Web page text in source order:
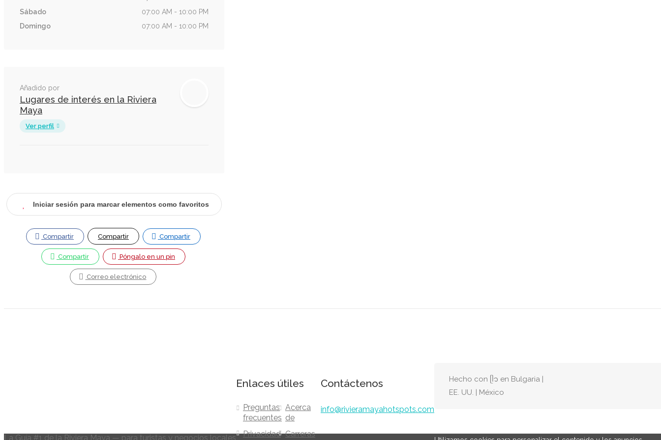
Sábado
07:00 AM - 10:00 PM
Domingo
07:00 AM - 10:00 PM
Añadido por
Lugares de interés en la Riviera
Maya
Ver perfil
Iniciar sesión para marcar elementos como favoritos
Compartir Compartir Compartir
Compartir Póngalo en un pin
Correo electrónico
La Guía #1 de la Riviera Maya — para turistas y negocios locales
Enlaces útiles
Preguntas
frecuentes
Privacidad
Acerca
de
Carreras
Contáctenos
info@rivieramayahotspots.com
Hecho con ᥫ᭡ en Bulgaria |
EE. UU. | México